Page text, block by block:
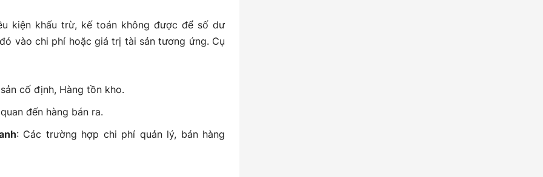
kiện khấu trừ, kế toán không được để số dư
vào chi phí hoặc giá trị tài sản tương ứng. Cụ
cố định, Hàng tồn kho.
đến hàng bán ra.
: Các trường hợp chi phí quản lý, bán hàng